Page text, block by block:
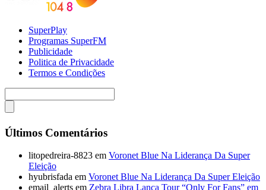
SuperPlay
Programas SuperFM
Publicidade
Politica de Privacidade
Termos e Condições
Últimos Comentários
litopedreira-8823 em Voronet Blue Na Liderança Da Super
Eleição
hyubrisfada em Voronet Blue Na Liderança Da Super Eleição
email_alerts em Zebra Libra Lança Tour “Only For Fans” em